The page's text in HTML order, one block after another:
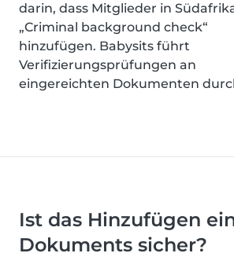
darin, dass Mitglieder in
„Criminal background check“
hinzufügen. Babysits führt
Verifizierungsprüfungen an
eingereichten Dokumenten
Ist das Hinzufügen
Dokuments sicher?